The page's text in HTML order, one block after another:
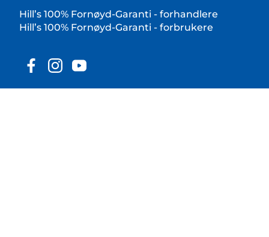
Hill’s 100% Fornøyd-Garanti - forhandlere
Hill’s 100% Fornøyd-Garanti - forbrukere